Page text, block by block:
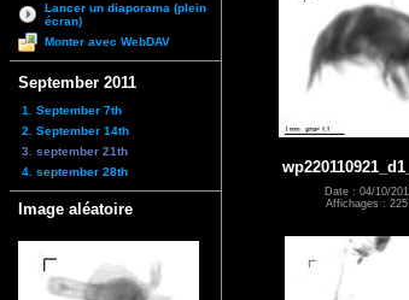
Lancer un diaporama (plein
écran)
Monter avec WebDAV
September 2011
1. September 7th
2. September 14th
3. september 21th
4. september 28th
Image aléatoire
Date : 04/10/
Affichages :